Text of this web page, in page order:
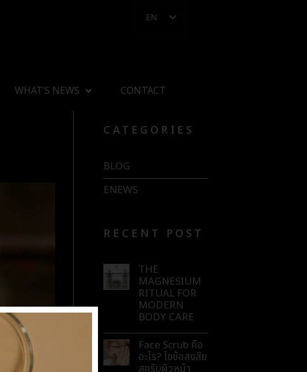
EN
WHAT’S NEWS CONTACT
CATEGORIES
BLOG
ENEWS
RECENT POST
THE
MAGNESIUM
RITUAL FOR
MODERN
BODY CARE
Face Scrub คือ
อะไร? ไขข้อสงสัย